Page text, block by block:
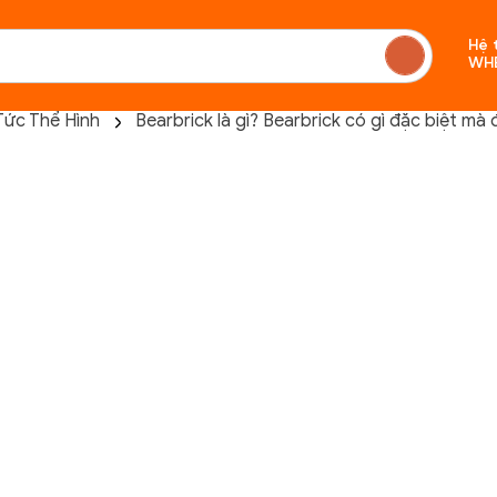
Hệ
Thể Hình Bearbrick là gì? Bearbrick có gì đặc biệt mà